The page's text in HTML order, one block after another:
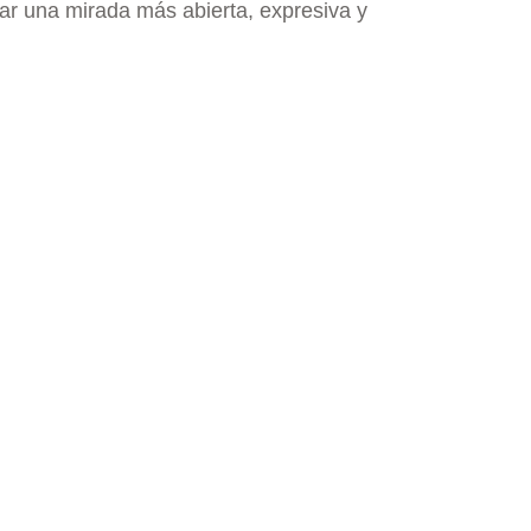
una mirada más abierta, expresiva y